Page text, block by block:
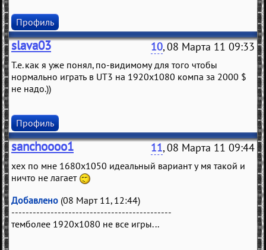
Профиль
slava03 10, 08 Марта 11 09:33
Т.е. как я уже понял, по-видимому для того чтобы
нормально играть в UT3 на 1920x1080 компа за 2000 $
не надо.))
Профиль
sanchoooo1 11, 08 Марта 11 09:44
хех по мне 1680x1050 идеальный вариант у мя такой и
ничто не лагает
Добавлено (08 Март 11, 12:44)
---------------------------------------------
темболее 1920х1080 не все игры...